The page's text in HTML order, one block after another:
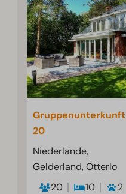
Gruppenunterkunft
20
Niederlande,
Gelderland, Otterlo
20
10
2